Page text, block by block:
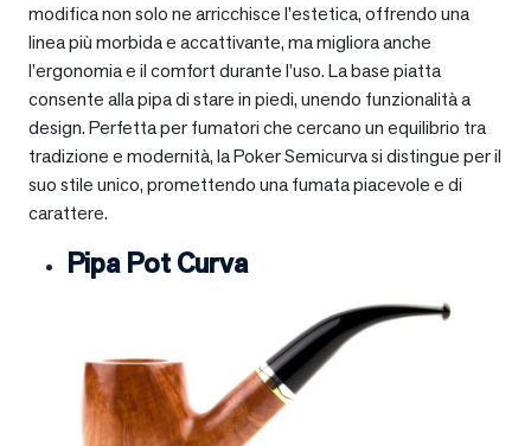
modifica non solo ne arricchisce l’estetica, offrendo una
linea più morbida e accattivante, ma migliora anche
l’ergonomia e il comfort durante l’uso. La base piatta
consente alla pipa di stare in piedi, unendo funzionalità a
design. Perfetta per fumatori che cercano un equilibrio tra
tradizione e modernità, la Poker Semicurva si distingue per il
suo stile unico, promettendo una fumata piacevole e di
carattere.
Pipa Pot Curva